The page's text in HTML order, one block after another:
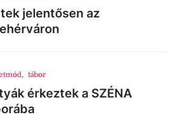
jelentősen az
, tábor
érkeztek a SZÉNA